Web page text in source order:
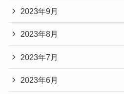
2023年9月
2023年8月
2023年7月
2023年6月